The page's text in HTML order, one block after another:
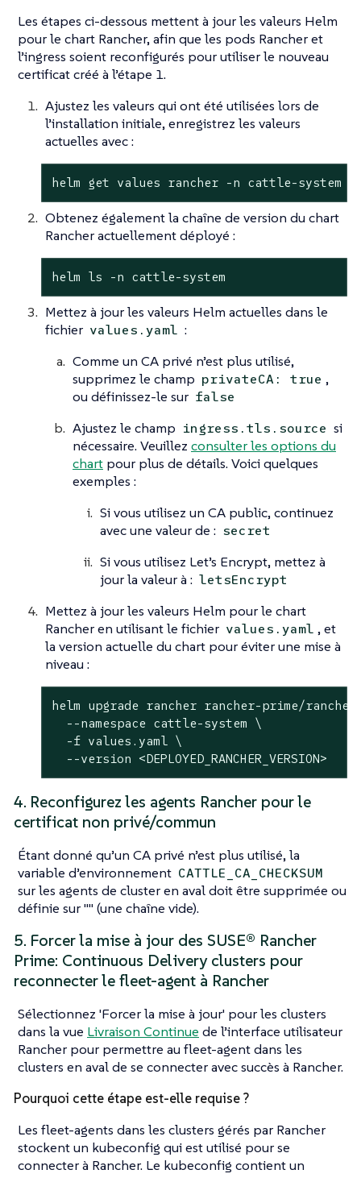
Les étapes ci-dessous mettent à jour les valeurs Helm
pour le chart Rancher, afin que les pods Rancher et
l’ingress soient reconfigurés pour utiliser le nouveau
certificat créé à l’étape 1.
Ajustez les valeurs qui ont été utilisées lors de
l’installation initiale, enregistrez les valeurs
actuelles avec :
helm get values rancher -n cattle-system -
Obtenez également la chaîne de version du chart
Rancher actuellement déployé :
helm ls -n cattle-system
Mettez à jour les valeurs Helm actuelles dans le
fichier values.yaml :
Comme un CA privé n’est plus utilisé,
supprimez le champ privateCA: true ,
ou définissez-le sur false
Ajustez le champ ingress.tls.source si
nécessaire. Veuillez consulter les options du
chart pour plus de détails. Voici quelques
exemples :
Si vous utilisez un CA public, continuez
avec une valeur de : secret
Si vous utilisez Let’s Encrypt, mettez à
jour la valeur à : letsEncrypt
Mettez à jour les valeurs Helm pour le chart
Rancher en utilisant le fichier values.yaml , et
la version actuelle du chart pour éviter une mise à
niveau :
helm upgrade rancher rancher-prime/
  --namespace cattle-system \
  -f values.yaml \
  --version <DEPLOYED_RANCHER_VERSION>
4. Reconfigurez les agents Rancher pour le
certificat non privé/commun
Étant donné qu’un CA privé n’est plus utilisé, la
variable d’environnement CATTLE_CA_CHECKSUM
sur les agents de cluster en aval doit être supprimée ou
définie sur "" (une chaîne vide).
5. Forcer la mise à jour des SUSE® Rancher
Prime: Continuous Delivery clusters pour
reconnecter le fleet-agent à Rancher
Sélectionnez 'Forcer la mise à jour' pour les clusters
dans la vue Livraison Continue de l’interface utilisateur
Rancher pour permettre au fleet-agent dans les
clusters en aval de se connecter avec succès à Rancher.
Pourquoi cette étape est-elle requise ?
Les fleet-agents dans les clusters gérés par Rancher
stockent un kubeconfig qui est utilisé pour se
connecter à Rancher. Le kubeconfig contient un